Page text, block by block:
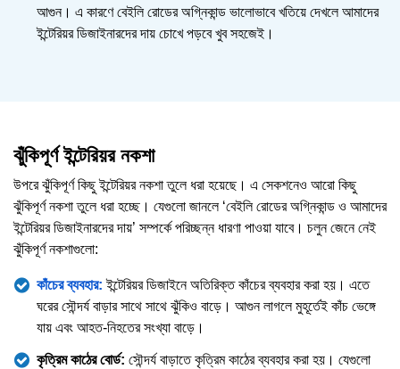
আগুন। এ কারণে বেইলি রোডের অগ্নিকান্ড ভালোভাবে খতিয়ে দেখলে আমাদের
ইন্টেরিয়র ডিজাইনারদের দায় চোখে পড়বে খুব সহজেই।
ঝুঁকিপূর্ণ ইন্টেরিয়র নকশা
উপরে ঝুঁকিপূর্ণ কিছু ইন্টেরিয়র নকশা তুলে ধরা হয়েছে। এ সেকশনেও আরো কিছু
ঝুঁকিপূর্ণ নকশা তুলে ধরা হচ্ছে। যেগুলো জানলে ‘বেইলি রোডের অগ্নিকান্ড ও আমাদের
ইন্টেরিয়র ডিজাইনারদের দায়’ সম্পর্কে পরিচ্ছন্ন ধারণা পাওয়া যাবে। চলুন জেনে নেই
ঝুঁকিপূর্ণ নকশাগুলো:
কাঁচের ব্যবহার: ইন্টেরিয়র ডিজাইনে অতিরিক্ত কাঁচের ব্যবহার করা হয়। এতে
ঘরের সৌন্দর্য বাড়ার সাথে সাথে ঝুঁকিও বাড়ে। আগুন লাগলে মুহূর্তেই কাঁচ ভেঙ্গে
যায় এবং আহত-নিহতের সংখ্যা বাড়ে।
কৃত্রিম কাঠের বোর্ড: সৌন্দর্য বাড়াতে কৃত্রিম কাঠের ব্যবহার করা হয়। যেগুলো